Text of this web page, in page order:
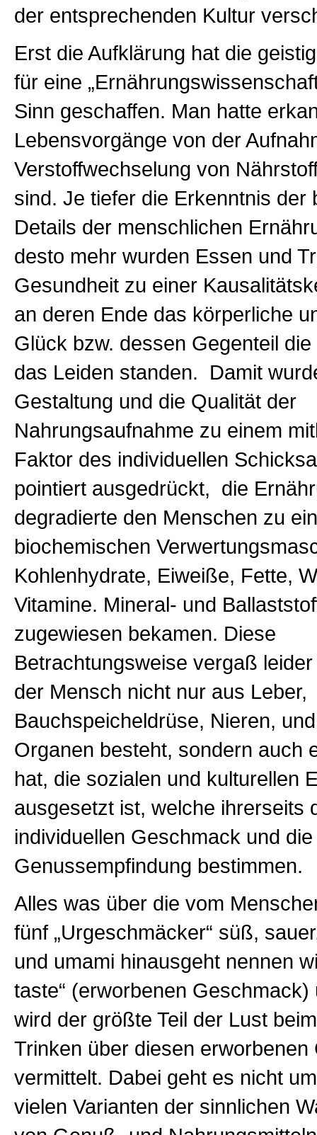
der entsprechenden Kultur
Erst die Aufklärung hat die
für eine
Sinn geschaffen. Man hatte
Lebensvorgänge von der
Verstoffwechselung von
sind. Je tiefer die Erkenntnis der
Details der menschlichen
desto mehr wurden Essen und
Gesundheit zu einer
an deren Ende das körperliche
Glück bzw. dessen Gegenteil
das Leiden standen. Damit
Gestaltung und die Qualität der
Nahrungsaufnahme zu einem
Faktor des individuellen
pointiert ausgedrückt, die
degradierte den Menschen zu
biochemischen
Kohlenhydrate, Eiweiße, Fette,
Vitamine. Mineral- und
zugewiesen bekamen. Diese
Betrachtungsweise vergaß
der Mensch nicht nur aus Leber,
Bauchspeicheldrüse, Nieren,
Organen besteht, sondern auch
hat, die sozialen und kulturellen
ausgesetzt ist, welche ihrerseits
individuellen Geschmack und die
Genussempfindung bestimmen.
Alles was über die vom
fünf „Urgeschmäcker“ süß,
und umami hinausgeht nennen
taste“ (erworbenen
wird der größte Teil der Lust
Trinken über diesen erworbenen
vermittelt. Dabei geht es nicht
vielen Varianten der sinnlichen